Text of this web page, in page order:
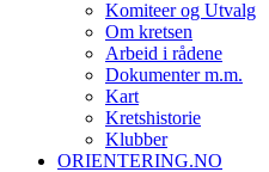
Komiteer og Utvalg
Om kretsen
Arbeid i rådene
Dokumenter m.m.
Kart
Kretshistorie
Klubber
ORIENTERING.NO